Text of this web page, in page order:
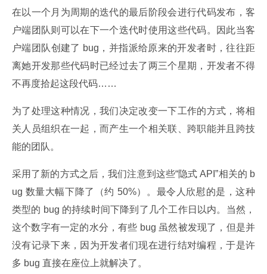
在以一个月为周期的迭代的最后阶段会进行代码发布，客
户端团队则可以在下一个迭代时使用这些代码。因此当客
户端团队创建了 bug，并指派给原来的开发者时，往往距
离她开发那些代码时已经过去了两三个星期，开发者不得
不再度拾起这段代码……
为了处理这种情况，我们决定改变一下工作的方式，将相
关人员组织在一起，而产生一个相关联、跨职能并且跨技
能的团队。
采用了新的方式之后，我们注意到这些“隐式 API”相关的 b
ug 数量大幅下降了（约 50%）。最令人欣慰的是，这种
类型的 bug 的持续时间下降到了几个工作日以内。当然，
这个数字有一定的水分，有些 bug 虽然被发现了，但是并
没有记录下来，因为开发者们现在进行结对编程，于是许
多 bug 直接在座位上就解决了。